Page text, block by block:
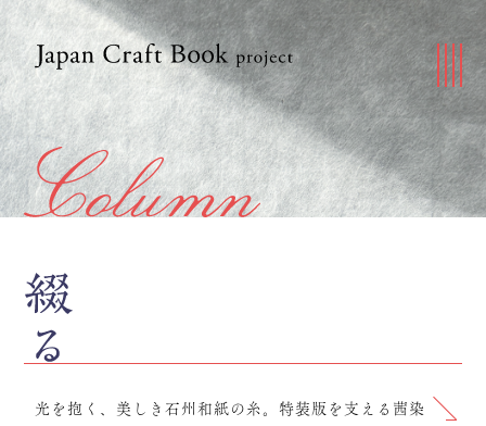
光を抱く、美しき石州和紙の糸。特装版を支える茜染